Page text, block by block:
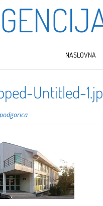
NASLOVNA
Untitled-